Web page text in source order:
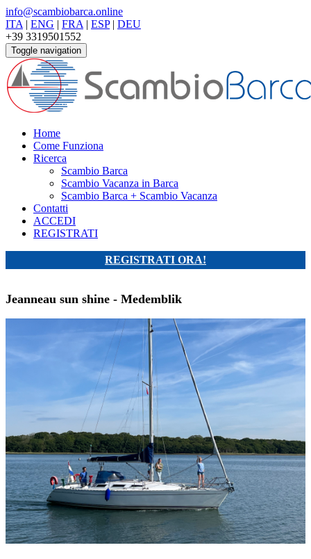
info@scambiobarca.online
ITA | ENG | FRA | ESP| DEU
+39 3319501552
Toggle navigation
Home
Come Funziona
Ricerca
Scambio Barca
Scambio Vacanza in Barca
Scambio Barca + Scambio Vacanza
Contatti
ACCEDI
REGISTRATI
REGISTRATI ORA!
Jeanneau sun shine - Medemblik